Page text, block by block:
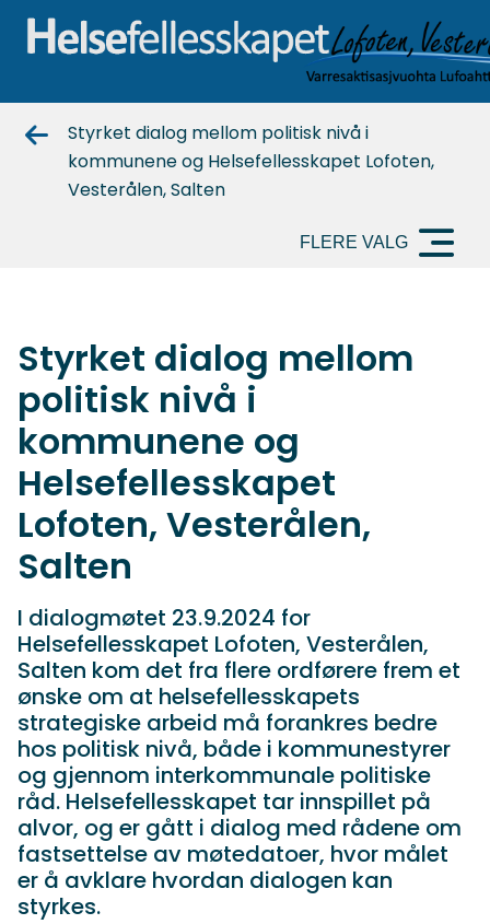
Helsefellesskapet-
nord
Styrket dialog mellom politisk nivå i
kommunene og Helsefellesskapet Lofoten,
Vesterålen, Salten
FLERE VALG
Styrket dialog mellom
politisk nivå i
kommunene og
Helsefellesskapet
Lofoten, Vesterålen,
Salten
I dialogmøtet 23.9.2024 for
Helsefellesskapet Lofoten, Vesterålen,
Salten kom det fra flere ordførere frem et
ønske om at helsefellesskapets
strategiske arbeid må forankres bedre
hos politisk nivå, både i kommunestyrer
og gjennom interkommunale politiske
råd. Helsefellesskapet tar innspillet på
alvor, og er gått i dialog med rådene om
fastsettelse av møtedatoer, hvor målet
er å avklare hvordan dialogen kan
styrkes.